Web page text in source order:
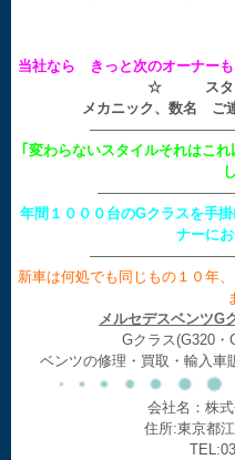
当社なら きっと次のオーナー
☆ スタ
メカニック、数名 ご
｢変わらないスタイルそれはこ
年間１０００台のGクラスを手
ナーに
新車は何処でも同じもの１０年
メルセデスベンツG
Gクラス(G320・
ベンツの修理・買取・輸入車
会社名：株
住所:東京都